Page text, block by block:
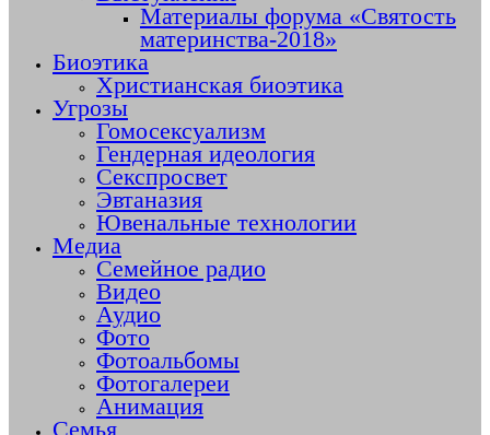
Материалы форума «Святость
материнства-2018»
Биоэтика
Христианская биоэтика
Угрозы
Гомосексуализм
Гендерная идеология
Секспросвет
Эвтаназия
Ювенальные технологии
Медиа
Семейное радио
Видео
Аудио
Фото
Фотоальбомы
Фотогалереи
Анимация